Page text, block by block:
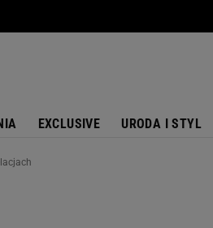
EXCLUSIVE URODA I STYL